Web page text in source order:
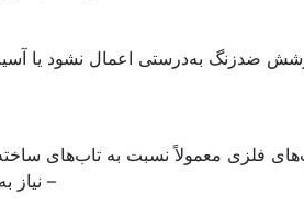
ضدزنگ به‌درستی اعمال نشود یا
فلزی معمولاً نسبت به تاب‌های
– نیاز